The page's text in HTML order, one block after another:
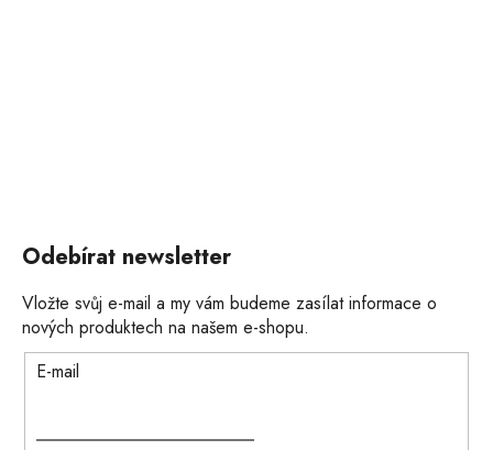
Odebírat newsletter
Vložte svůj e-mail a my vám budeme zasílat informace o
nových produktech na našem e-shopu.
E-mail